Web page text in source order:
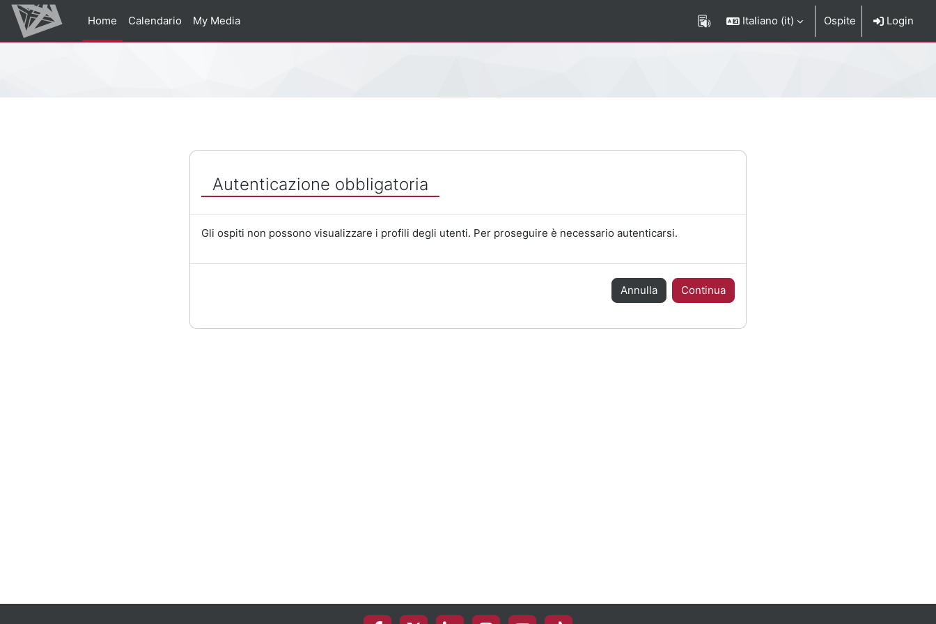
Vai al contenuto principale
Home
Calendario My Media Italiano ‎(it)‎ Ospite Login
Autenticazione obbligatoria
Gli ospiti non possono visualizzare i profili degli utenti. Per proseguire è necessario autenticarsi.
Annulla Continua